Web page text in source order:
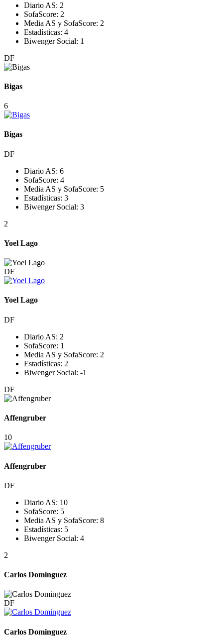
Diario AS: 2
SofaScore: 2
Media AS y SofaScore: 2
Estadísticas: 4
Biwenger Social: 1
DF
Bigas
6
Bigas
DF
Diario AS: 6
SofaScore: 4
Media AS y SofaScore: 5
Estadísticas: 3
Biwenger Social: 3
2
Yoel Lago
DF
Yoel Lago
DF
Diario AS: 2
SofaScore: 1
Media AS y SofaScore: 2
Estadísticas: 2
Biwenger Social: -1
DF
Affengruber
10
Affengruber
DF
Diario AS: 10
SofaScore: 5
Media AS y SofaScore: 8
Estadísticas: 5
Biwenger Social: 4
2
Carlos Dominguez
DF
Carlos Dominguez